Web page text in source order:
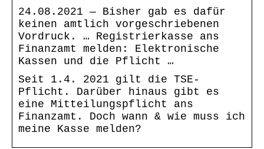
24.08.2021 — Bisher gab es dafür
keinen amtlich vorgeschriebenen
Vordruck. … Registrierkasse ans
Finanzamt melden: Elektronische
Kassen und die Pflicht …
Seit 1.4. 2021 gilt die TSE-
Pflicht. Darüber hinaus gibt es
eine Mitteilungspflicht ans
Finanzamt. Doch wann & wie muss ich
meine Kasse melden?